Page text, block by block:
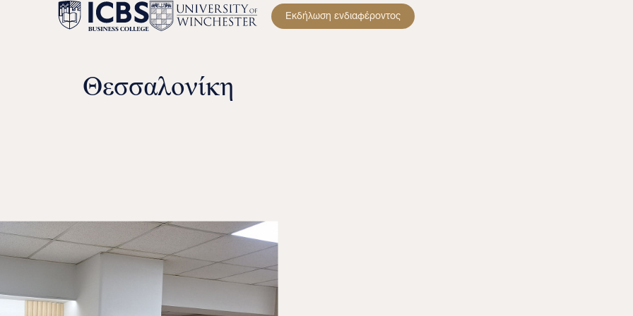
Εκδήλωση ενδιαφέροντος
Θεσσαλονίκη